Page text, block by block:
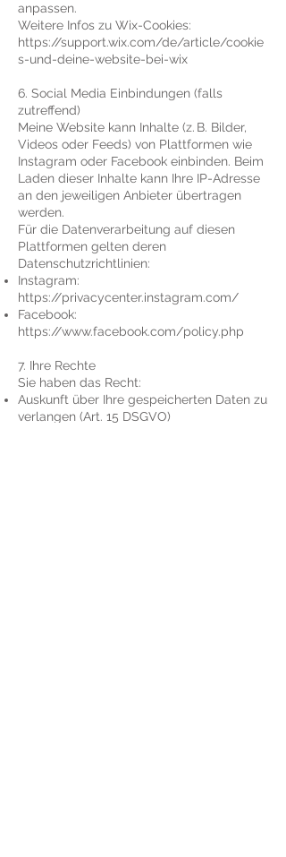
anpassen.
Weitere Infos zu Wix-Cookies:
https://support.wix.com/de/article/cookie
s-und-deine-website-bei-wix
6. Social Media Einbindungen (falls
zutreffend)
Meine Website kann Inhalte (z. B. Bilder,
Videos oder Feeds) von Plattformen wie
Instagram oder Facebook einbinden. Beim
Laden dieser Inhalte kann Ihre IP-Adresse
an den jeweiligen Anbieter übertragen
werden.
Für die Datenverarbeitung auf diesen
Plattformen gelten deren
Datenschutzrichtlinien:
Instagram:
https://privacycenter.instagram.com/
Facebook:
https://www.facebook.com/policy.php
7. Ihre Rechte
Sie haben das Recht:
Auskunft über Ihre gespeicherten Daten zu
verlangen (Art. 15 DSGVO)